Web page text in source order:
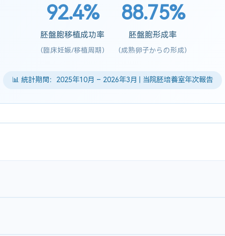
92.4%
胚盤胞移植成功率
(臨床妊娠/移植周期)
88.75%
胚盤胞形成率
(成熟卵子からの形成)
📊 統計期間：2025年10月 – 2026年3月 | 当院胚培養室年次報告